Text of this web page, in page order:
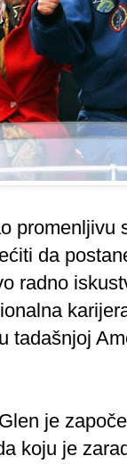
promenljivu
da
radno
tadašnjoj
je
koju je